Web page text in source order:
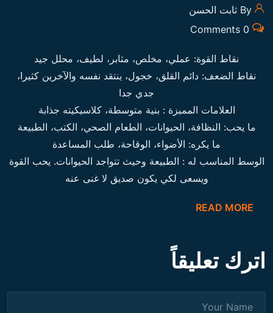
0 Comments
نقاط القوة: عملي، مخلص، مثابر، لطيف، محلل جيد
نقاط الضعف: دائم القلق، خجول، ينتقد نفسه والآخرين كثيرا،
جدي جدا
العلامات المميزة : بنية متوسطة، كلاسيكيته جذابة
ما يحب: النظافة، الحيوانات، الطعام الصحي، الكتب، الطبيعة
ما يكره: الأضواء، الوقاحة، طلب المساعدة
الوسط المناسب له : الطبيعة وحيث تتواجد الحيوانات. يحب القوة
ويسعى لكي يكون صديق لا غنى عنه
READ MORE
اترك تعليقاً